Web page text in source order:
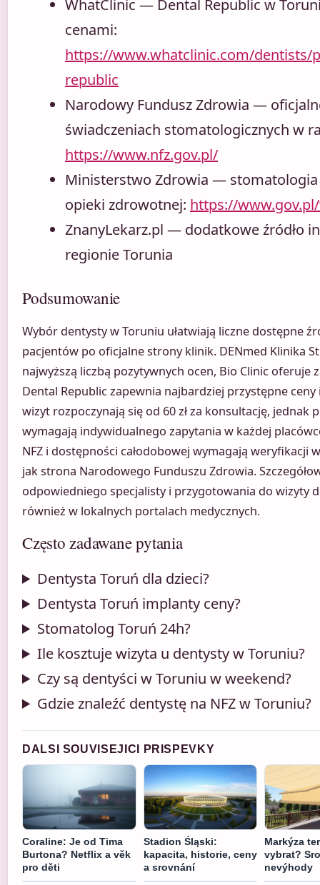
WhatClinic — Dental Republic w
cenami:
https://www.whatclinic.com/dentists/
republic
Narodowy Fundusz Zdrowia —
świadczeniach stomatologicznych w
https://www.nfz.gov.pl/
Ministerstwo Zdrowia —
opieki zdrowotnej: https://
ZnanyLekarz.pl — dodatkowe źródło
regionie Torunia
Podsumowanie
Wybór dentysty w Toruniu ułatwiają liczne dostępne
pacjentów po oficjalne strony klinik. DENmed Klinika
najwyższą liczbą pozytywnych ocen, Bio Clinic oferuje
Dental Republic zapewnia najbardziej przystępne
wizyt rozpoczynają się od 60 zł za konsultację, jednak
wymagają indywidualnego zapytania w każdej
NFZ i dostępności całodobowej wymagają weryfikacji
jak strona Narodowego Funduszu Zdrowia.
odpowiedniego specjalisty i przygotowania do wizyty
również w lokalnych portalach medycznych.
Często zadawane pytania
Dentysta Toruń dla dzieci?
Dentysta Toruń implanty ceny?
Stomatolog Toruń 24h?
Ile kosztuje wizyta u dentysty w Toruniu?
Czy są dentyści w Toruniu w weekend?
Gdzie znaleźć dentystę na NFZ w Toruniu?
DALSI SOUVISEJICI PRISPEVKY
Coraline: Je od Tima
Burtona? Netflix a věk
pro děti
Stadion Śląski:
kapacita, historie, ceny
a srovnání
Markýza
vybrat?
nevýhody